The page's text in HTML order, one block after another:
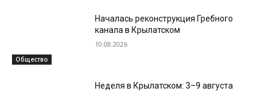
Общество
Началась реконструкция Гребного
канала в Крылатском
10.08.2026
Неделя в Крылатском: 3–9 августа